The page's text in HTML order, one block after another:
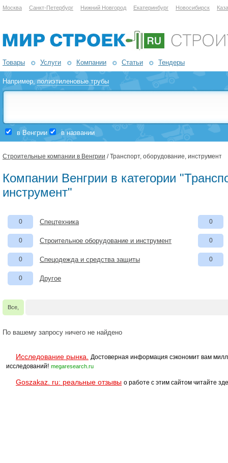
Москва Санкт-Петербург Нижний Новгород Екатеринбург Новосибирск
Товары Услуги Компании Статьи Тендеры
Например,полиэтиленовые трубы
в Венгрии в названии
Строительные компании в Венгрии / Транспорт, оборудование, инструмент
Компании Венгрии в категории
инструмент"
0 Спецтехника 0
0 Строительное оборудование и инструмент 0
0 Спецодежда и средства защиты 0
0 Другое
Все,
По вашему запросу ничего не найдено
Исследование рынка.
Достоверная информация сэкономит вам
исследований! megaresearch.ru
Goszakaz. ru: реальные отзывы о работе с этим сайтом читайте